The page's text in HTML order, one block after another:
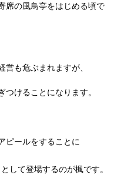
席の風鳥亭をはじめる頃で
営も危ぶまれますが、
けることになります。
ピールをすることに
して登場するのが楓です。